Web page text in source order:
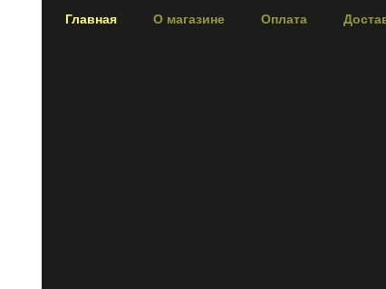
Главная О магазине Оплата